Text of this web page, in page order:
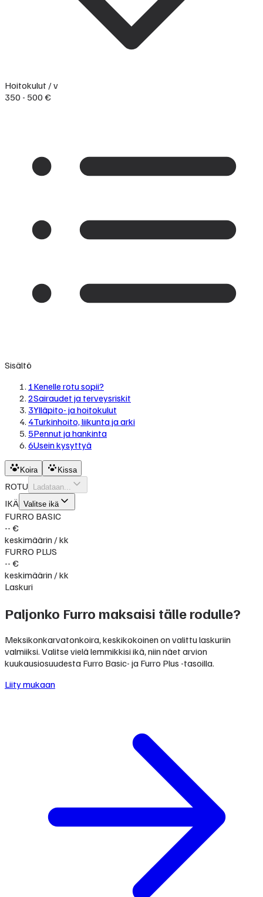
Hoitokulut / v
350 - 500 €
Sisältö
1Kenelle rotu sopii?
2Sairaudet ja terveysriskit
3Ylläpito- ja hoitokulut
4Turkinhoito, liikunta ja arki
5Pennut ja hankinta
6Usein kysyttyä
Koira Kissa
ROTU Ladataan...
IKÄ Valitse ikä
FURRO BASIC
-- €
keskimäärin / kk
FURRO PLUS
-- €
keskimäärin / kk
Laskuri
Paljonko Furro maksaisi tälle rodulle?
Meksikonkarvatonkoira, keskikokoinen on valittu laskuriin
valmiiksi. Valitse vielä lemmikkisi ikä, niin näet arvion
kuukausiosuudesta Furro Basic- ja Furro Plus -tasoilla.
Liity mukaan